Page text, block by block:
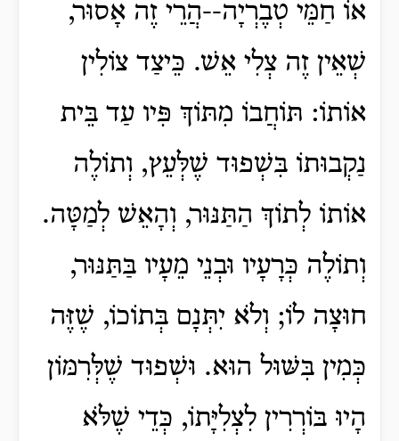
אוֹ חַמֵּי טְבֶרְיָה--הֲרֵי זֶה אָסוּר,
שְׁאֵין זֶה צְלִי אֵשׁ. כֵּיצַד צוֹלִין
אוֹתוֹ: תּוֹחֲבוֹ מִתּוֹךְ פִּיו עַד בֵּית
נַקְבוּתוֹ בִּשְׁפוּד שֶׁלְּעֵץ, וְתוֹלֶה
אוֹתוֹ לְתוֹךְ הַתַּנּוּר, וְהָאֵשׁ לְמַטָּה.
וְתוֹלֶה כְּרָעָיו וּבְנֵי מֵעָיו בַּתַּנּוּר,
חוּצָה לוֹ; וְלֹא יִתְּנָם בְּתוֹכוֹ, שֶׁזֶּה
כְּמִין בִּשּׁוּל הוּא. וּשְׁפוּד שֶׁלְּרִמּוֹן
הָיוּ בּוֹרְרִין לִצְלִיָּתוֹ, כְּדֵי שֶׁלֹּא